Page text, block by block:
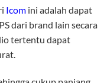
Icom ini adalah dapat
dari brand lain secara
tertentu dapat